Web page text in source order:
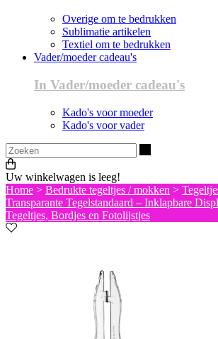
Overige om te bedrukken
Sublimatie artikelen
Textiel om te bedrukken
Vader/moeder cadeau's
In Vader/moeder cadeau's
Kado's voor moeder
Kado's voor vader
Uw winkelwagen is leeg!
Home > Bedrukte tegeltjes / mokken >
Transparante Tegelstandaard – Inklapbare
Tegeltjes, Bordjes en Fotolijstjes